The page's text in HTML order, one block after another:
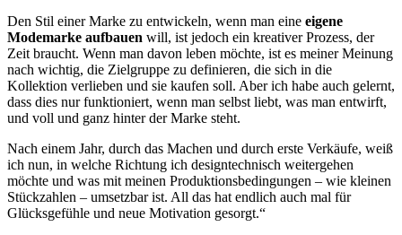
Den Stil einer Marke zu entwickeln, wenn man eine eigene
Modemarke aufbauen will, ist jedoch ein kreativer Prozess, der
Zeit braucht. Wenn man davon leben möchte, ist es meiner Meinung
nach wichtig, die Zielgruppe zu definieren, die sich in die
Kollektion verlieben und sie kaufen soll. Aber ich habe auch gelernt,
dass dies nur funktioniert, wenn man selbst liebt, was man entwirft,
und voll und ganz hinter der Marke steht.
Nach einem Jahr, durch das Machen und durch erste Verkäufe, weiß
ich nun, in welche Richtung ich designtechnisch weitergehen
möchte und was mit meinen Produktionsbedingungen – wie kleinen
Stückzahlen – umsetzbar ist. All das hat endlich auch mal für
Glücksgefühle und neue Motivation gesorgt.“